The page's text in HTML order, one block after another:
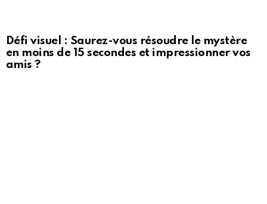
Défi visuel : Saurez-vous résoudre le mystère
en moins de 15 secondes et impressionner vos
amis ?